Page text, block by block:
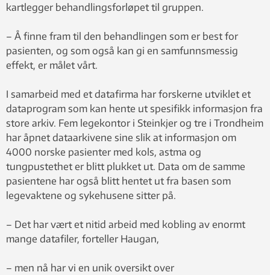
kartlegger behandlingsforløpet til gruppen.
– Å finne fram til den behandlingen som er best for
pasienten, og som også kan gi en samfunnsmessig
effekt, er målet vårt.
I samarbeid med et datafirma har forskerne utviklet et
dataprogram som kan hente ut spesifikk informasjon fra
store arkiv. Fem legekontor i Steinkjer og tre i Trondheim
har åpnet dataarkivene sine slik at informasjon om
4000 norske pasienter med kols, astma og
tungpustethet er blitt plukket ut. Data om de samme
pasientene har også blitt hentet ut fra basen som
legevaktene og sykehusene sitter på.
– Det har vært et nitid arbeid med kobling av enormt
mange datafiler, forteller Haugan,
– men nå har vi en unik oversikt over